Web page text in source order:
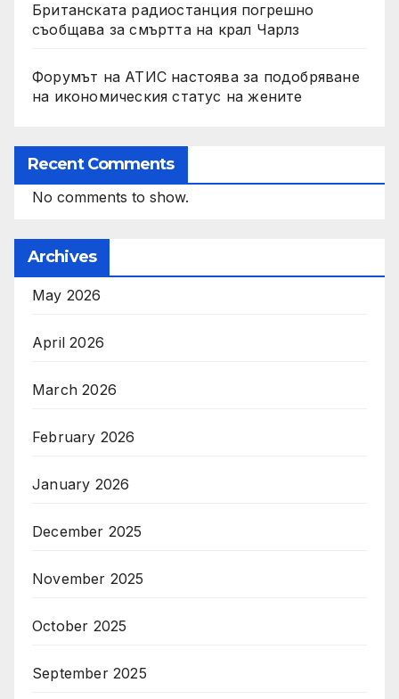
Британската радиостанция погрешно
съобщава за смъртта на крал Чарлз
Форумът на АТИС настоява за подобряване
на икономическия статус на жените
Recent Comments
No comments to show.
Archives
May 2026
April 2026
March 2026
February 2026
January 2026
December 2025
November 2025
October 2025
September 2025